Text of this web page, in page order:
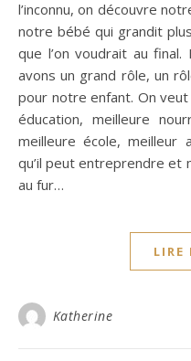
l’inconnu, on découvre
notre bébé qui grandit
que l’on voudrait au
avons un grand rôle, un
pour notre enfant. On
éducation, meilleure
meilleure école, meilleur
qu’il peut entreprendre et
au fur…
LIRE
Katherine